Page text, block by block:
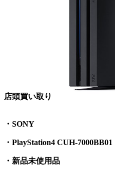
店頭買い取り
・SONY
・PlayStation4 CUH-7000BB01
・新品未使用品